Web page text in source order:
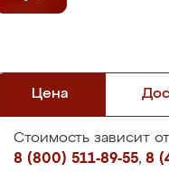
Цена
Стоимость зависит от
8 (800) 511-89-55, 8